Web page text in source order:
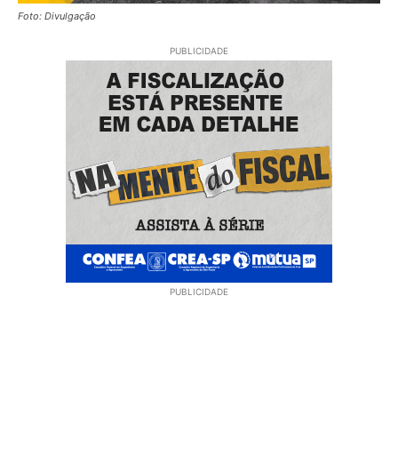
Foto: Divulgação
PUBLICIDADE
PUBLICIDADE